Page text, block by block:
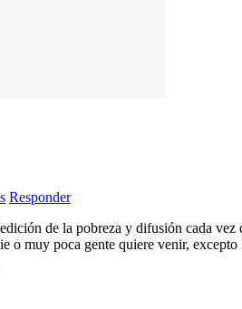
Responder
de la pobreza y difusión cada
o muy poca gente quiere venir,